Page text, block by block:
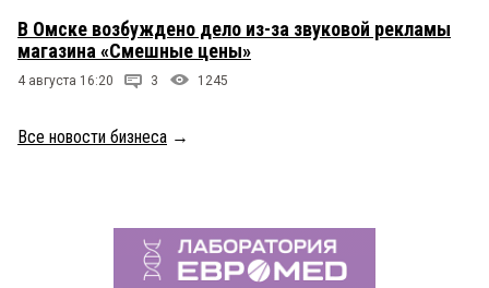
В Омске возбуждено дело из-за звуковой рекламы
магазина «Смешные цены»
4 августа 16:20 3 1245
Все новости бизнеса →